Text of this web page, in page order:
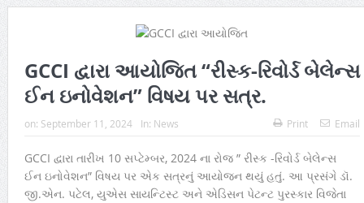
GCCI દ્વારા આયોજિત “રીસ્ક-રિવોર્ડ બેલેન્સ
ઈન ઇનોવેશન” વિષય પર સત્ર.
on: September 11, 2024 In: News Print Email
GCCI દ્વારા તારીખ 10 સપ્ટેમ્બર, 2024 ના રોજ ” રીસ્ક -રિવોર્ડ બેલેન્સ
ઈન ઇનોવેશન” વિષય પર એક સત્રનું આયોજન થયું હતું. આ પ્રસંગે ડૉ.
જી.એન. પટેલ, યુએસ સાયન્ટિસ્ટ અને એડિસન પેટન્ટ પુરસ્કાર વિજેતા